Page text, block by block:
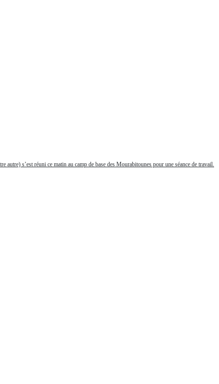
s’est réuni ce matin au camp de base des Mourabitounes pour une séance de travail.